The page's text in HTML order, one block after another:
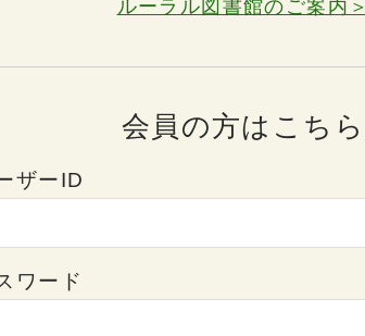
ルーラル図書館のご案内＞
会員の方はこちら
ザーID
ワード